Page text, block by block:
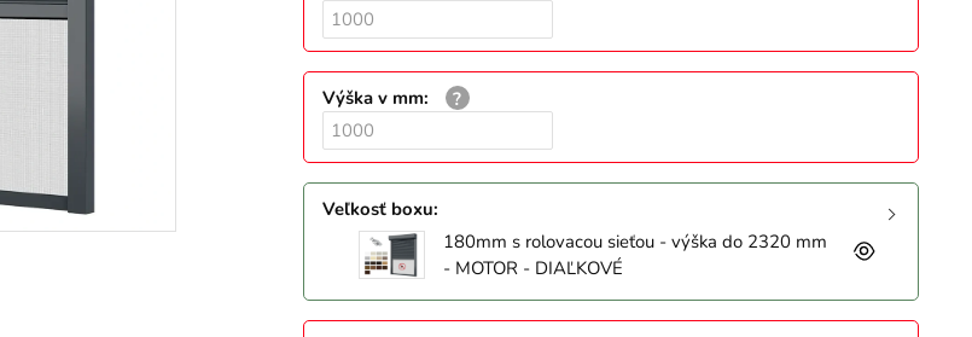
Výška v mm:
Veľkosť boxu:
180mm s rolovacou sieťou - výška do 2320 mm
- MOTOR - DIAĽKOVÉ